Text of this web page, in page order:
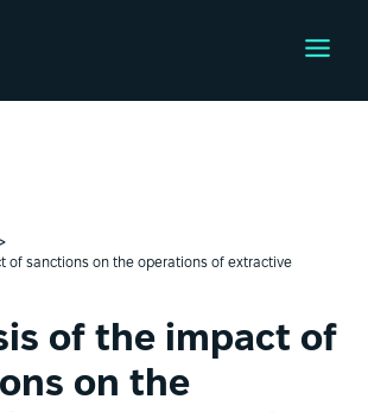
of sanctions on the operations of extractive
of the impact of
on the